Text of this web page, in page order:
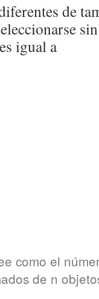
de
igual a
como el
de n